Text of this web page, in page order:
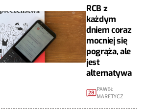
RCB z
każdym
dniem coraz
mocniej się
pogrąża, ale
jest
alternatywa
28 PAWEŁ
MARETYCZ